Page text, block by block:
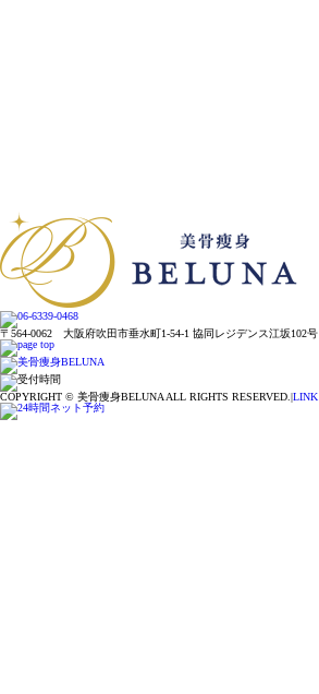
〒564-0062 大阪府吹田市垂水町1-54-1 協同レジデンス江坂102号
COPYRIGHT © 美骨痩身BELUNA ALL RIGHTS RESERVED.|LINK